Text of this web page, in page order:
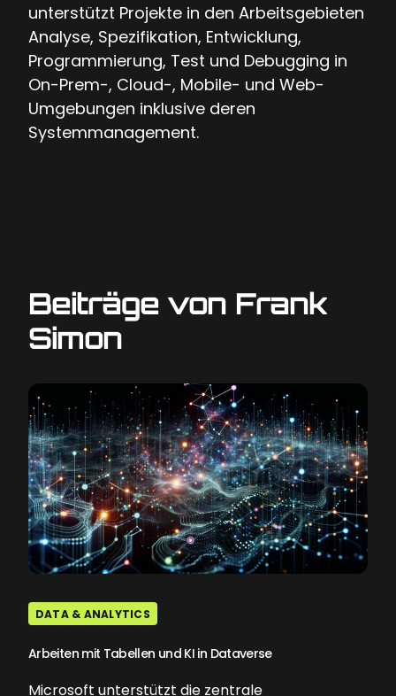
unterstützt Projekte in den Arbeitsgebieten
Analyse, Spezifikation, Entwicklung,
Programmierung, Test und Debugging in
On-Prem-, Cloud-, Mobile- und Web-
Umgebungen inklusive deren
Systemmanagement.
Beiträge von Frank
Simon
DATA & ANALYTICS
Arbeiten mit Tabellen und KI in Dataverse
Microsoft unterstützt die zentrale